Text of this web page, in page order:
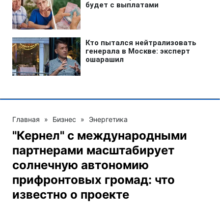
Главная » Бизнес » Энергетика
"Кернел" с международными
партнерами масштабирует
солнечную автономию
прифронтовых громад: что
известно о проекте